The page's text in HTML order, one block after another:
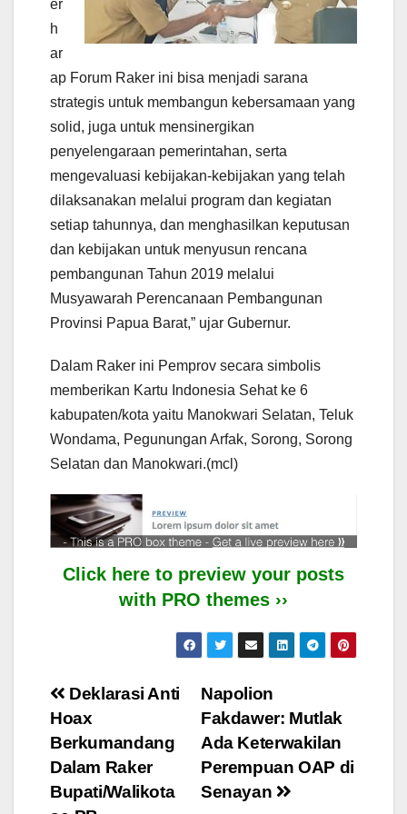
er
h
ar
ap Forum Raker ini bisa menjadi sarana
strategis untuk membangun kebersamaan yang
solid, juga untuk mensinergikan
penyelengaraan pemerintahan, serta
mengevaluasi kebijakan-kebijakan yang telah
dilaksanakan melalui program dan kegiatan
setiap tahunnya, dan menghasilkan keputusan
dan kebijakan untuk menyusun rencana
pembangunan Tahun 2019 melalui
Musyawarah Perencanaan Pembangunan
Provinsi Papua Barat,” ujar Gubernur.
Dalam Raker ini Pemprov secara simbolis
memberikan Kartu Indonesia Sehat ke 6
kabupaten/kota yaitu Manokwari Selatan, Teluk
Wondama, Pegunungan Arfak, Sorong, Sorong
Selatan dan Manokwari.(mcl)
Click here to preview your posts
with PRO themes ››
Post
navigation
Napolion
Fakdawer: Mutlak
Ada Keterwakilan
Perempuan OAP di
Senayan
Deklarasi Anti
Hoax
Berkumandang
Dalam Raker
Bupati/Walikota